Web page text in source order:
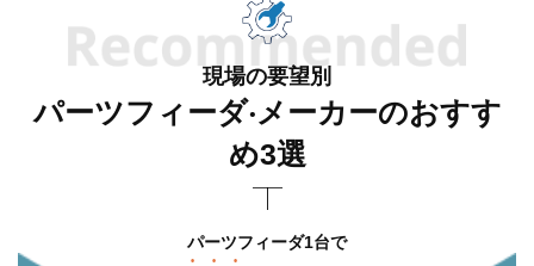
現場の要望別
パーツフィーダ‧メーカーのおすす
め3選
パーツフィーダ1台で